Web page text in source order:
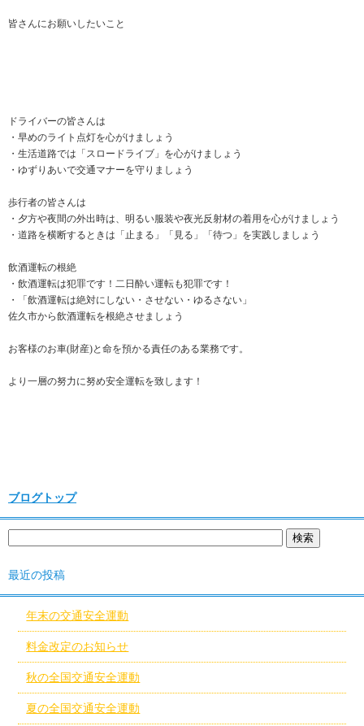
皆さんにお願いしたいこと
ドライバーの皆さんは
・早めのライト点灯を心がけましょう
・生活道路では「スロードライブ」を心がけましょう
・ゆずりあいで交通マナーを守りましょう
歩行者の皆さんは
・夕方や夜間の外出時は、明るい服装や夜光反射材の着用を心がけましょう
・道路を横断するときは「止まる」「見る」「待つ」を実践しましょう
飲酒運転の根絶
・飲酒運転は犯罪です！二日酔い運転も犯罪です！
・「飲酒運転は絶対にしない・させない・ゆるさない」
佐久市から飲酒運転を根絶させましょう
お客様のお車(財産)と命を預かる責任のある業務です。
より一層の努力に努め安全運転を致します！
ブログトップ
最近の投稿
年末の交通安全運動
料金改定のお知らせ
秋の全国交通安全運動
夏の全国交通安全運動